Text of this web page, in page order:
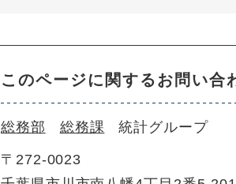
このページに関するお問い合
総務部 総務課 統計グループ
〒272-0023